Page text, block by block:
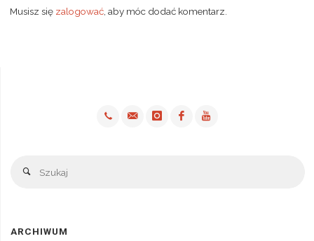
Musisz się zalogować, aby móc dodać komentarz.
Szukaj
ARCHIWUM